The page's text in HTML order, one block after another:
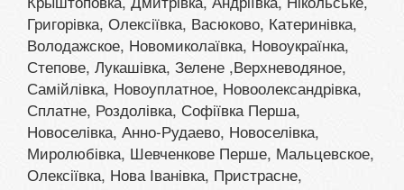
Григорівка, Олексіївка, Васюково, Катеринівка,
Володажское, Новомиколаївка, Новоукраїнка,
Степове, Лукашівка, Зелене ,Верхневодяное,
Самійлівка, Новоуплатное, Новоолександрівка,
Сплатне, Роздолівка, Софіївка Перша,
Новоселівка, Анно-Рудаево, Новоселівка,
Миролюбівка, Шевченкове Перше, Мальцевское,
Олексіївка, Нова Іванівка, Пристрасне,